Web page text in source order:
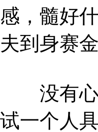
感，髓好
夫到身赛
没有心
试一个人